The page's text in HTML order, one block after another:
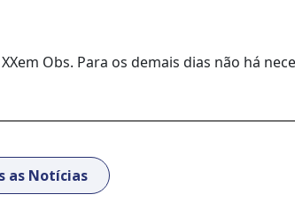
Obs. Para os demais dias não há
as Notícias